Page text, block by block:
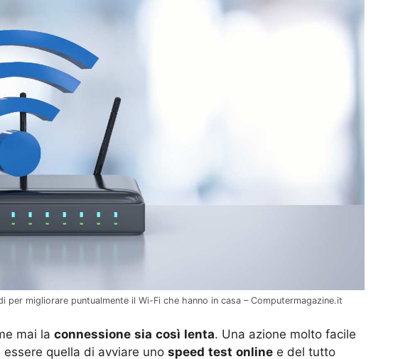
per migliorare puntualmente il Wi-Fi che hanno in casa – Computermagazine.it
mai la connessione sia così lenta. Una azione molto facile
quella di avviare uno speed test online e del tutto